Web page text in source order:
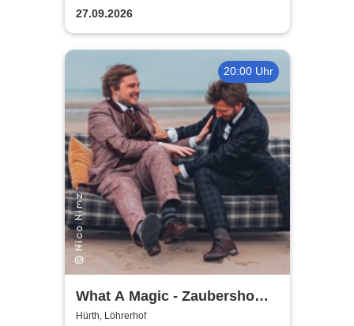
27.09.2026
20:00 Uhr
What A Magic - Zaubershow
mit Toby Rudolph und Nico
Hürth, Löhrerhof